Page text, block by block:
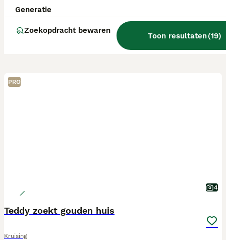
Generatie
Zoekopdracht bewaren
Toon resultaten(19)
PRO
4
Teddy zoekt gouden huis
Kruising